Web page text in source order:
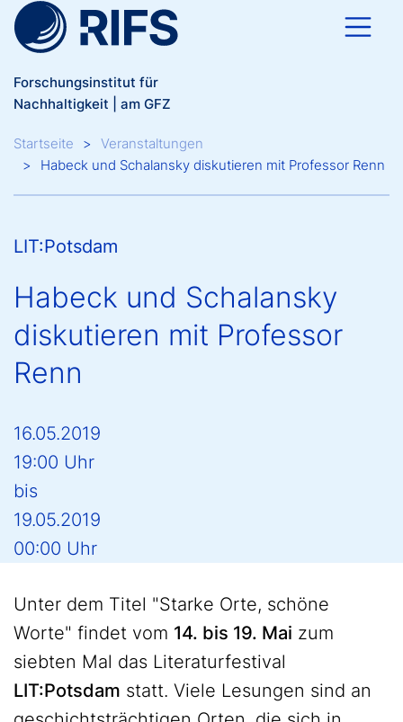
Direkt zum Inhalt
Forschungsinstitut für
Nachhaltigkeit | am GFZ
Breadcrumb
Startseite
Veranstaltungen
Habeck und Schalansky diskutieren mit Professor Renn
LIT:Potsdam
Habeck und Schalansky
diskutieren mit Professor
Renn
16.05.2019
19:00 Uhr
bis
19.05.2019
00:00 Uhr
Unter dem Titel "Starke Orte, schöne
Worte" findet vom 14. bis 19. Mai zum
siebten Mal das Literaturfestival
LIT:Potsdam statt. Viele Lesungen sind an